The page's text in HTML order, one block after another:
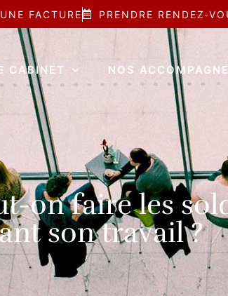
FACTURE PRENDRE RENDEZ-
CABINET NOS
on faire les
son travail ?